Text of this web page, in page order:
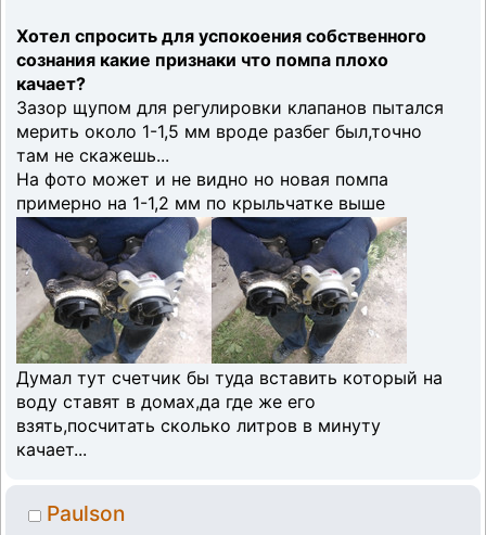
Хотел спросить для успокоения собственного
сознания какие признаки что помпа плохо
качает?
Зазор щупом для регулировки клапанов пытался
мерить около 1-1,5 мм вроде разбег был,точно
там не скажешь...
На фото может и не видно но новая помпа
примерно на 1-1,2 мм по крыльчатке выше
Думал тут счетчик бы туда вставить который на
воду ставят в домах,да где же его
взять,посчитать сколько литров в минуту
качает...
Paulson